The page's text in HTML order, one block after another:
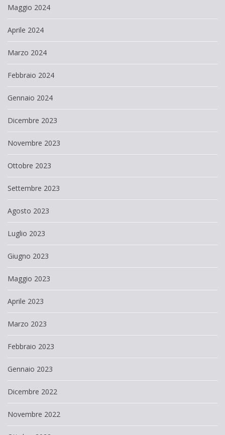
Maggio 2024
Aprile 2024
Marzo 2024
Febbraio 2024
Gennaio 2024
Dicembre 2023
Novembre 2023
Ottobre 2023
Settembre 2023
Agosto 2023
Luglio 2023
Giugno 2023
Maggio 2023
Aprile 2023
Marzo 2023
Febbraio 2023
Gennaio 2023
Dicembre 2022
Novembre 2022